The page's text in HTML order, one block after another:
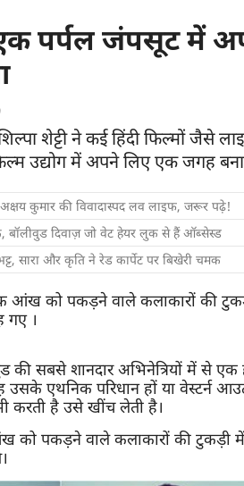
एक पर्पल जंपसूट में
शेट्टी ने कई हिंदी फिल्मों जैसे
उद्योग में अपने लिए एक जगह
कुमार की विवादास्पद लव लाइफ, जरूर पढ़े!
बॉलीवुड दिवाज़ जो वेट हेयर लुक से हैं ऑब्सेस्ड
सारा और कृति ने रेड कार्पेट पर बिखेरी चमक
आंख को पकड़ने वाले कलाकारों की
गए ।
की सबसे शानदार अभिनेत्रियों में से
उसके एथनिक परिधान हों या वेस्टर्न
करती है उसे खींच लेती है।
पकड़ने वाले कलाकारों की टुकड़ी